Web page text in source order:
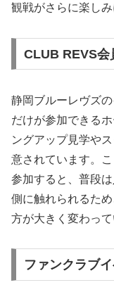
観戦がさらに楽しみ
CLUB REVS会
静岡ブルーレヴズ
だけが参加できる
ングアップ見学や
意されています。
参加すると、普段
側に触れられるた
方が大きく変わって
ファンクラブ